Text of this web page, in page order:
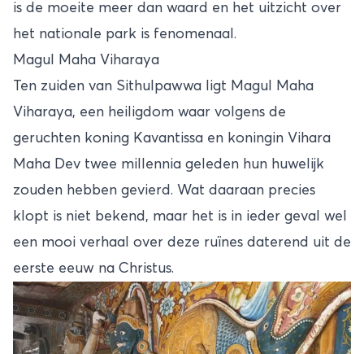
is de moeite meer dan waard en het uitzicht over
het nationale park is fenomenaal.
Magul Maha Viharaya
Ten zuiden van Sithulpawwa ligt Magul Maha
Viharaya, een heiligdom waar volgens de
geruchten koning Kavantissa en koningin Vihara
Maha Dev twee millennia geleden hun huwelijk
zouden hebben gevierd. Wat daaraan precies
klopt is niet bekend, maar het is in ieder geval wel
een mooi verhaal over deze ruïnes daterend uit de
eerste eeuw na Christus.